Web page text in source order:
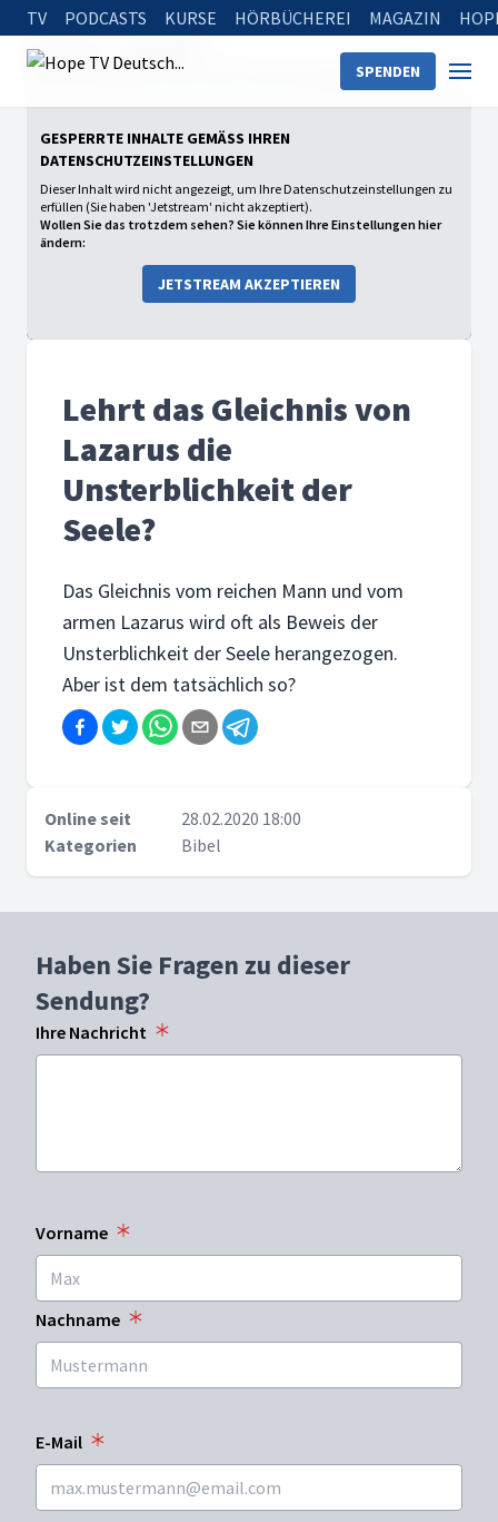
TV PODCASTS KURSE HÖRBÜCHEREI MAGAZIN
SPENDEN
Startseite
Lehrt das Gleichnis von Lazarus die Unsterblichkeit der Seele?
GESPERRTE INHALTE GEMÄSS IHREN D
ATENSCHUTZEINSTELLUNGEN
Dieser Inhalt wird nicht angezeigt, um Ihre Datenschutzeinstellungen zu
erfüllen (Sie haben 'Jetstream' nicht akzeptiert).
Wollen Sie das trotzdem sehen? Sie können Ihre Einstellungen hier
ändern:
JETSTREAM AKZEPTIEREN
Lehrt das Gleichnis von
Lazarus die
Unsterblichkeit der
Seele?
Das Gleichnis vom reichen Mann und vom
armen Lazarus wird oft als Beweis der
Unsterblichkeit der Seele herangezogen.
Aber ist dem tatsächlich so?
Online seit
28.02.2020 18:00
Kategorien
Bibel
Haben Sie Fragen zu dieser
Sendung?
Ihre Nachricht
Vorname
Nachname
E-Mail